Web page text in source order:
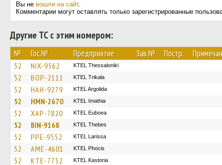
Вы не вошли на сайт.
Комментарии могут оставлять только зарегистрированные
Другие ТС с этим номером:
№ Гос.№ Предприятие Зав.№ Постр.
52 NIX-9562 KTEL Thessaloniki
52 BOP-2111 ΚΤΕL Τrikala
52 HAH-9279 KTEL Argolida
52 HMN-2670 KTEL Imathia
52 XAP-7820 ΚΤΕL Euboea
52 BIN-9168 KTEL Thebes
52 PPE-9552 KTEL Larissa
52 AME-4601 ΚΤΕL Phocis
52 KTE-7752 KTEL Kastoria